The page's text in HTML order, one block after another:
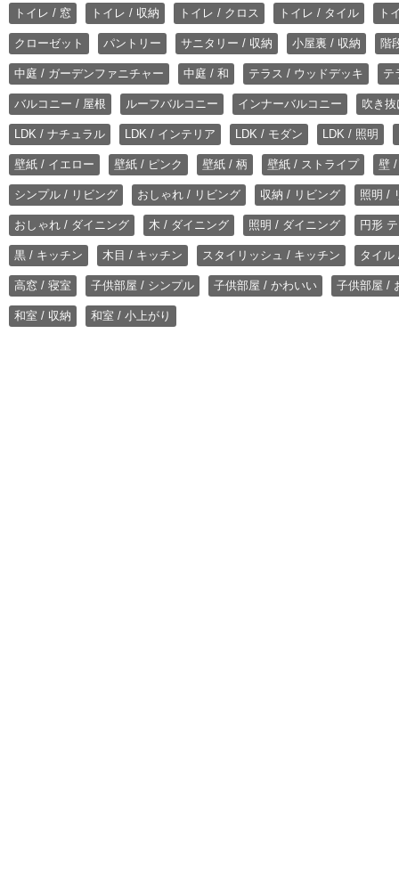
トイレ / 窓 トイレ / 収納 トイレ / クロス トイレ / タイル ト
クローゼット パントリー サニタリー / 収納 小屋裏 / 収納 階
中庭 / ガーデンファニチャー 中庭 / 和 テラス / ウッドデッキ テ
バルコニー / 屋根 ルーフバルコニー インナーバルコニー 吹き
LDK / ナチュラル LDK / インテリア LDK / モダン LDK / 照明
壁紙 / イエロー 壁紙 / ピンク 壁紙 / 柄 壁紙 / ストライプ 壁
シンプル / リビング おしゃれ / リビング 収納 / リビング 照明 /
おしゃれ / ダイニング 木 / ダイニング 照明 / ダイニング 円形
黒 / キッチン 木目 / キッチン スタイリッシュ / キッチン タイル
高窓 / 寝室 子供部屋 / シンプル 子供部屋 / かわいい 子供部屋 /
和室 / 収納 和室 / 小上がり